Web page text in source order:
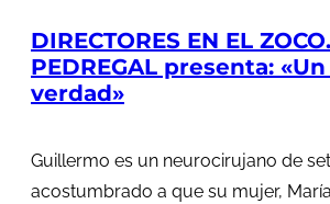
DIRECTORES EN EL
PEDREGAL presenta:
verdad»
Guillermo es un neurocirujano de
acostumbrado a que su mujer,